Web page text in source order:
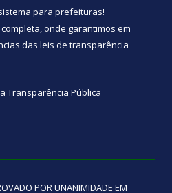
para prefeituras!
completa, onde garantimos em
das leis de transparência
Transparência Pública
POR UNANIMIDADE EM